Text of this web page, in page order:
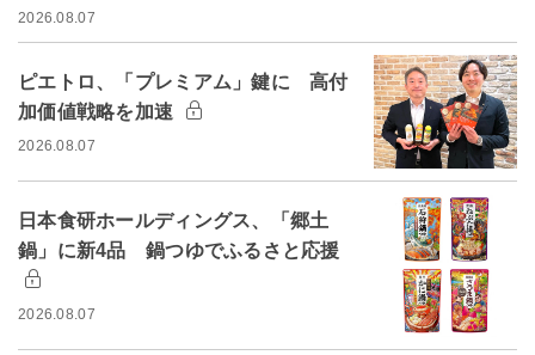
2026.08.07
ピエトロ、「プレミアム」鍵に 高付
加価値戦略を加速
2026.08.07
日本食研ホールディングス、「郷土
鍋」に新4品 鍋つゆでふるさと応援
2026.08.07